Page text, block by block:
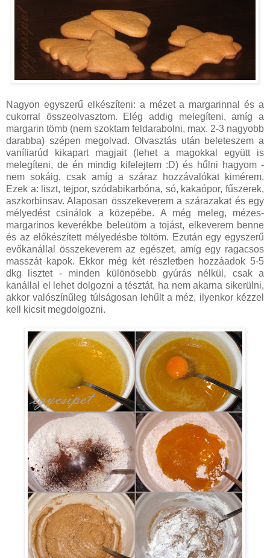
Nagyon egyszerű elkészíteni: a mézet a margarinnal és a
cukorral összeolvasztom. Elég addig melegíteni, amíg a
margarin tömb (nem szoktam feldarabolni, max. 2-3 nagyobb
darabba) szépen megolvad. Olvasztás után beleteszem a
vaníliarúd kikapart magjait (lehet a magokkal együtt is
melegíteni, de én mindig kifelejtem :D) és hűlni hagyom -
nem sokáig, csak amíg a száraz hozzávalókat kimérem.
Ezek a: liszt, tejpor, szódabikarbóna, só, kakaópor, fűszerek,
aszkorbinsav. Alaposan összekeverem a szárazakat és egy
mélyedést csinálok a közepébe. A még meleg, mézes-
margarinos keverékbe beleütöm a tojást, elkeverem benne
és az előkészített mélyedésbe töltöm. Ezután egy egyszerű
evőkanállal összekeverem az egészet, amíg egy ragacsos
masszát kapok. Ekkor még két részletben hozzáadok 5-5
dkg lisztet - minden különösebb gyúrás nélkül, csak a
kanállal el lehet dolgozni a tésztát, ha nem akarna sikerülni,
akkor valószínűleg túlságosan lehűlt a méz, ilyenkor kézzel
kell kicsit megdolgozni.